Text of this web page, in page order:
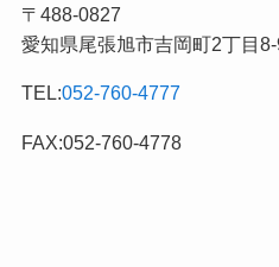
事
カ
ゴ
リ
〒488-0827
愛知県尾張旭市吉岡町2丁目
TEL:052-760-4777
FAX:052-760-4778